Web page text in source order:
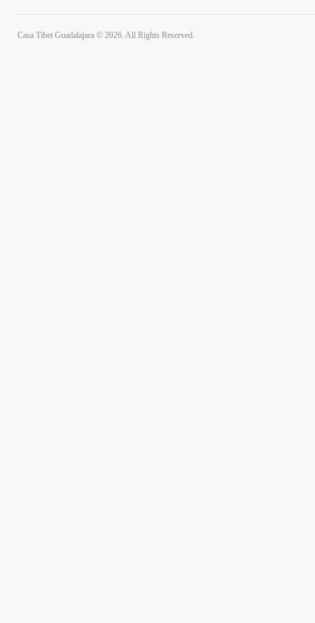
Casa Tibet Guadalajara © 2026. All Rights Reserved.